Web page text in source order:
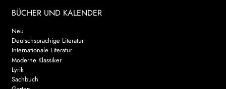
BÜCHER UND KALENDER
Neu
Deutschsprachige Literatur
Internationale Literatur
Moderne Klassiker
Lyrik
Sachbuch